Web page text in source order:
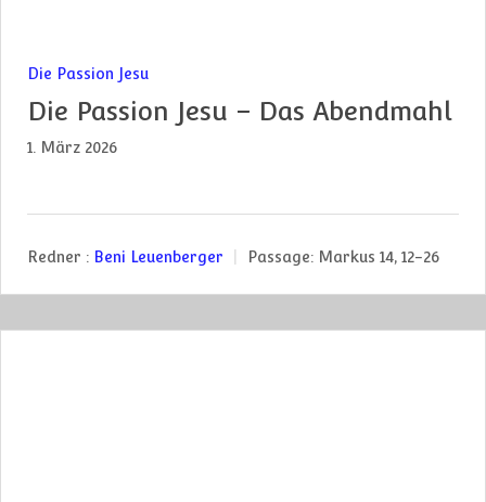
Die Passion Jesu
Die Passion Jesu – Das Abendmahl
1. März 2026
Redner : Beni Leuenberger Passage: Markus 14, 12-26